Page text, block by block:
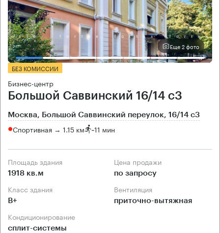
Еще 2 фото
БЕЗ КОМИССИИ
Бизнес-центр
Большой Саввинский 16/14 с3
Москва, Большой Саввинский переулок, 16/14 с3
Спортивная → 1.15 км ~11 мин
Площадь здания
1918 кв.м
Цена продажи
по запросу
Класс здания
B+
Вентиляция
приточно-вытяжная
Кондиционирование
сплит-системы